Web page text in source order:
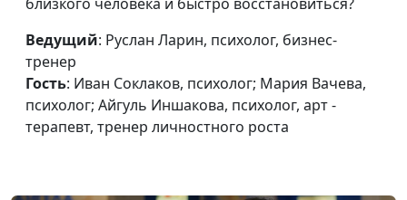
Эмоциональное
здоровье. Почему
образ жизни важен
для эмоционального
здоровья?
Руслан Ларин,
психолог, бизнес-
тренер, Иван Соклаков,
Вачева, психолог;
Айгуль Иншакова,
психолог, арт -
Ведущий: Руслан Ларин, психолог, бизнес-
тренер
Гость: Иван Соклаков, психолог; Мария Вачева,
психолог; Айгуль Иншакова, психолог, арт -
терапевт, тренер личностного роста